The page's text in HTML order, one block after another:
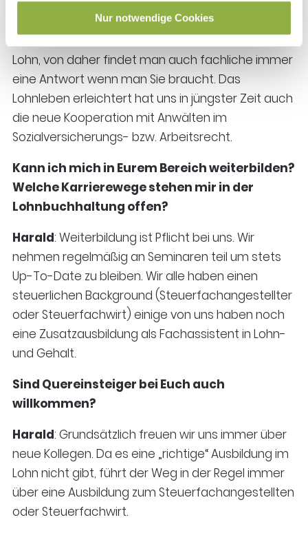
Nur notwendige Cookies
Teamskanäle. Bei Bedarf tauschen wir uns gerne
aber auch kurz telefonisch aus. Wir sind 6 Leute im
Lohn, von daher findet man auch fachliche immer
eine Antwort wenn man Sie braucht. Das
Lohnleben erleichtert hat uns in jüngster Zeit auch
die neue Kooperation mit Anwälten im
Sozialversicherungs- bzw. Arbeitsrecht.
Kann ich mich in Eurem Bereich weiterbilden?
Welche Karrierewege stehen mir in der
Lohnbuchhaltung offen?
Harald: Weiterbildung ist Pflicht bei uns. Wir
nehmen regelmäßig an Seminaren teil um stets
Up-To-Date zu bleiben. Wir alle haben einen
steuerlichen Background (Steuerfachangestellter
oder Steuerfachwirt) einige von uns haben noch
eine Zusatzausbildung als Fachassistent in Lohn-
und Gehalt.
Sind Quereinsteiger bei Euch auch
willkommen?
Harald: Grundsätzlich freuen wir uns immer über
neue Kollegen. Da es eine „richtige“ Ausbildung im
Lohn nicht gibt, führt der Weg in der Regel immer
über eine Ausbildung zum Steuerfachangestellten
oder Steuerfachwirt.